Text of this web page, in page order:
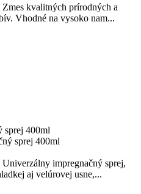
kvalitných prírodných a
Vhodné na vysoko nam...
sprej 400ml
impregnačný sprej,
aj velúrovej usne,...